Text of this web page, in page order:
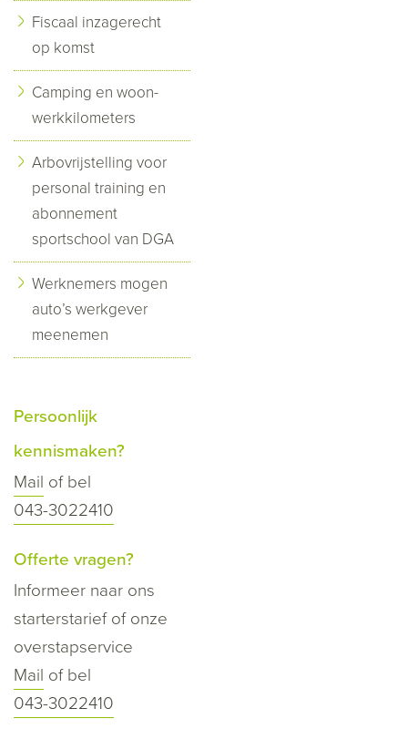
Fiscaal inzagerecht
op komst
Camping en woon-
werkkilometers
Arbovrijstelling voor
personal training en
abonnement
sportschool van DGA
Werknemers mogen
auto’s werkgever
meenemen
Persoonlijk
kennismaken?
Mail of bel
043-3022410
Offerte vragen?
Informeer naar ons
starterstarief of onze
overstapservice
Mail of bel
043-3022410